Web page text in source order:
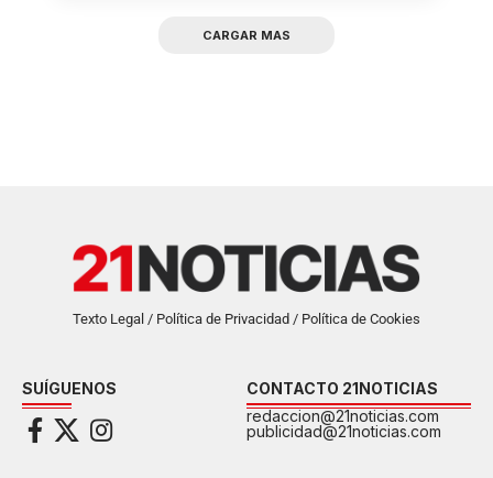
CARGAR MAS
Texto Legal / Política de Privacidad / Política de Cookies
SUÍGUENOS
CONTACTO 21NOTICIAS
redaccion@21noticias.com
publicidad@21noticias.com